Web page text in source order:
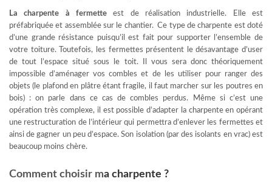
La charpente à fermette est de réalisation industrielle. Elle est
préfabriquée et assemblée sur le chantier. Ce type de charpente est doté
d’une grande résistance puisqu’il est fait pour supporter l’ensemble de
votre toiture. Toutefois, les fermettes présentent le désavantage d’user
de tout l’espace situé sous le toit. Il vous sera donc théoriquement
impossible d’aménager vos combles et de les utiliser pour ranger des
objets (le plafond en plâtre étant fragile, il faut marcher sur les poutres en
bois) : on parle dans ce cas de combles perdus. Même si c’est une
opération très complexe, il est possible d’adapter la charpente en opérant
une restructuration de l’intérieur qui permettra d’enlever les fermettes et
ainsi de gagner un peu d’espace. Son isolation (par des isolants en vrac) est
beaucoup moins chère.
Comment choisir ma charpente ?